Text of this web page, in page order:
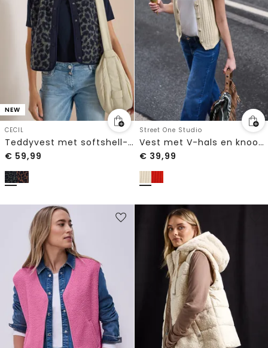
NEW
CECIL
Teddyvest met softshell-details en luipaardprint
€ 59,99
Street One Studio
Vest met V-hals en knoopsluiting
€ 39,99